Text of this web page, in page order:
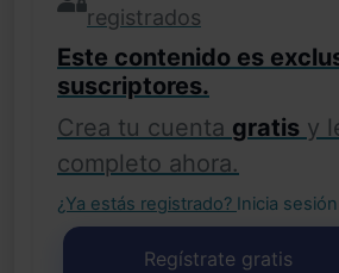
registrados
Este contenido es
suscriptores.
Crea tu cuenta gratis y
completo ahora.
¿Ya estás registrado? Inicia
Regístrate gratis